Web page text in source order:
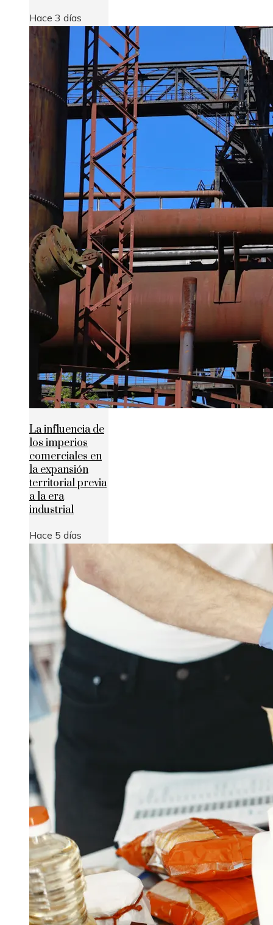
Hace 3 días
La influencia de
los imperios
comerciales en
la expansión
territorial previa
a la era
industrial
Hace 5 días